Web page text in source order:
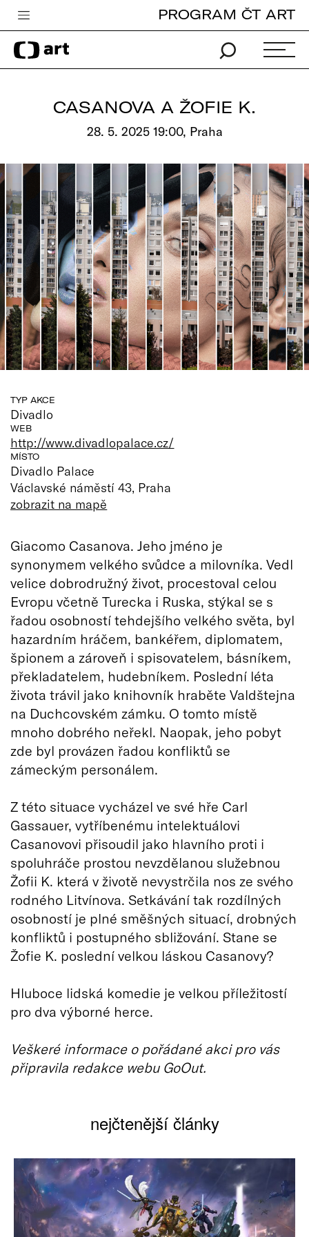
Česká televize
Zpravodajství
Pro děti
edu
Vše o ČT
PROGRAM ČT ART
CASANOVA A ŽOFIE K.
28. 5. 2025 19:00, Praha
TYP AKCE
Divadlo
WEB
http://www.divadlopalace.cz/
MÍSTO
Divadlo Palace
Václavské náměstí 43, Praha
zobrazit na mapě
Giacomo Casanova. Jeho jméno je
synonymem velkého svůdce a milovníka. Vedl
velice dobrodružný život, procestoval celou
Evropu včetně Turecka i Ruska, stýkal se s
řadou osobností tehdejšího velkého světa, byl
hazardním hráčem, bankéřem, diplomatem,
špionem a zároveň i spisovatelem, básníkem,
překladatelem, hudebníkem. Poslední léta
života trávil jako knihovník hraběte Valdštejna
na Duchcovském zámku. O tomto místě
mnoho dobrého neřekl. Naopak, jeho pobyt
zde byl provázen řadou konfliktů se
zámeckým personálem.
Z této situace vycházel ve své hře Carl
Gassauer, vytříbenému intelektuálovi
Casanovovi přisoudil jako hlavního proti i
spoluhráče prostou nevzdělanou služebnou
Žofii K. která v životě nevystrčila nos ze svého
rodného Litvínova. Setkávání tak rozdílných
osobností je plné směšných situací, drobných
konfliktů i postupného sbližování. Stane se
Žofie K. poslední velkou láskou Casanovy?
Hluboce lidská komedie je velkou příležitostí
pro dva výborné herce.
Veškeré informace o pořádané akci pro vás
připravila redakce webu GoOut.
nejčtenější články